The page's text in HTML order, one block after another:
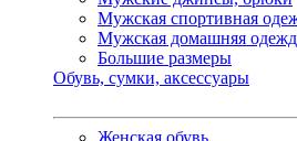
Мужская спортивная
Мужская домашняя
Большие размеры
Обувь, сумки, аксессуары
Женская обувь